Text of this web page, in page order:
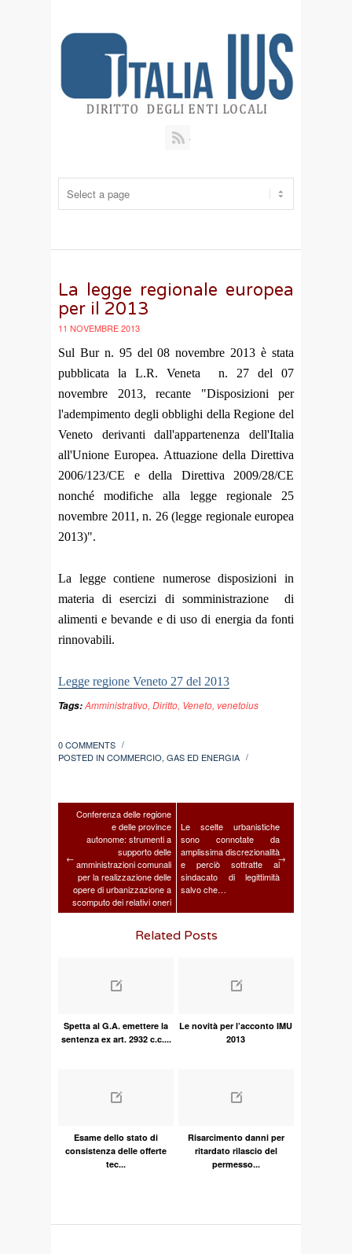
La legge regionale europea
per il 2013
11 NOVEMBRE 2013
Sul Bur n. 95 del 08 novembre 2013 è stata
pubblicata la L.R. Veneta n. 27 del 07
novembre 2013, recante "Disposizioni per
l'adempimento degli obblighi della Regione del
Veneto derivanti dall'appartenenza dell'Italia
all'Unione Europea. Attuazione della Direttiva
2006/123/CE e della Direttiva 2009/28/CE
nonché modifiche alla legge regionale 25
novembre 2011, n. 26 (legge regionale europea
2013)".
La legge contiene numerose disposizioni in
materia di esercizi di somministrazione di
alimenti e bevande e di uso di energia da fonti
rinnovabili.
Legge regione Veneto 27 del 2013
Tags:Amministrativo, Diritto, Veneto, venetoius
0 COMMENTS /
POSTED IN COMMERCIO,GAS ED ENERGIA /
←
Conferenza delle regione
e delle province
autonome: strumenti a
supporto delle
amministrazioni comunali
per la realizzazione delle
opere di urbanizzazione a
scomputo dei relativi oneri
Le scelte urbanistiche
sono connotate da
amplissima discrezionalità
e perciò sottratte al
sindacato di legittimità
salvo che…
→
Related Posts
Spetta al G.A. emettere la
sentenza ex art. 2932 c.c....
Le novità per l’acconto IMU
2013
Esame dello stato di
consistenza delle offerte
tec...
Risarcimento danni per
ritardato rilascio del
permesso...